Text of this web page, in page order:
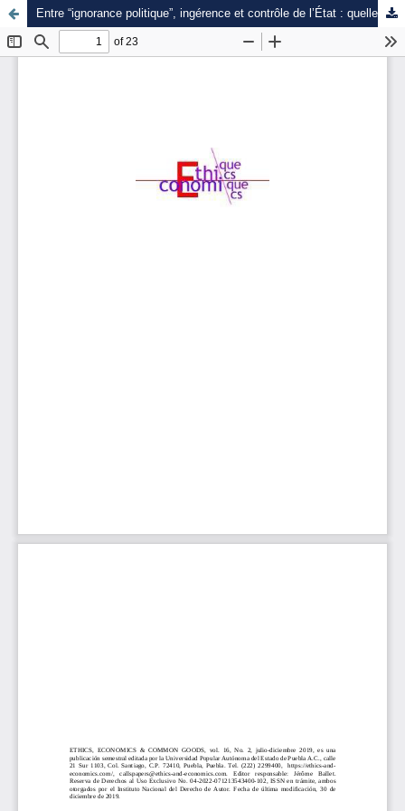
Entre “ignorance politique”, ingérence et contrôle de l’État : quelles politiques publiques pour la filière girofle à Madagascar, aux Comores et à Zanzibar